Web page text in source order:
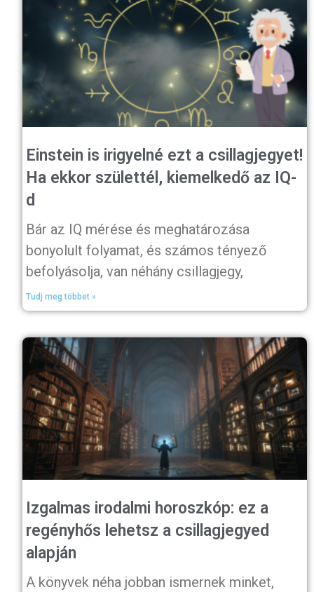
Einstein is irigyelné ezt a csillagjegyet!
Ha ekkor születtél, kiemelkedő az IQ-
d
Bár az IQ mérése és meghatározása
bonyolult folyamat, és számos tényező
befolyásolja, van néhány csillagjegy,
Tudj meg többet »
Izgalmas irodalmi horoszkóp: ez a
regényhős lehetsz a csillagjegyed
alapján
A könyvek néha jobban ismernek minket,